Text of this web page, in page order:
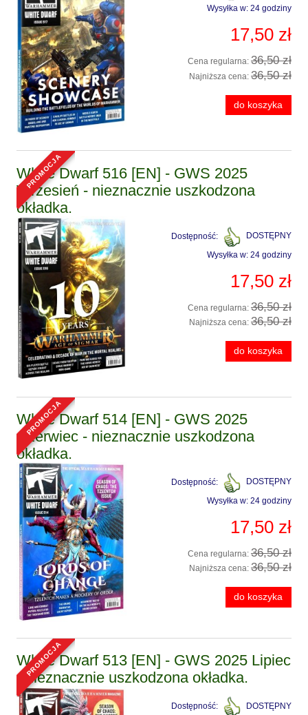
Wysyłka w: 24 godziny
17,50 zł
Cena regularna: 36,50 zł
Najniższa cena: 36,50 zł
do koszyka
White Dwarf 516 [EN] - GWS 2025
Wrzesień - nieznacznie uszkodzona
okładka.
Dostępność:
DOSTĘPNY
Wysyłka w: 24 godziny
17,50 zł
Cena regularna: 36,50 zł
Najniższa cena: 36,50 zł
do koszyka
promocja
White Dwarf 514 [EN] - GWS 2025
Czerwiec - nieznacznie uszkodzona
okładka.
Dostępność:
DOSTĘPNY
Wysyłka w: 24 godziny
17,50 zł
Cena regularna: 36,50 zł
Najniższa cena: 36,50 zł
do koszyka
promocja
White Dwarf 513 [EN] - GWS 2025 Lipiec
- nieznacznie uszkodzona okładka.
Dostępność:
DOSTĘPNY
promocja